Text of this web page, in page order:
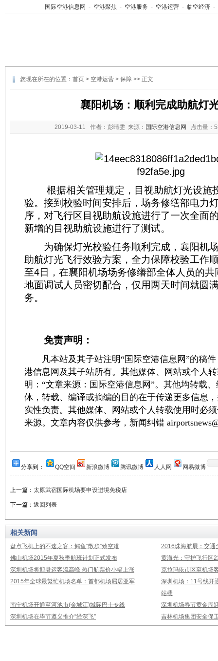
国际空港信息网 - 空港聚焦 - 空港服务 - 空港运营 - 临空经济 -
您现在所在的位置： 首页 > 空港运营 > 保障 >> 正文
襄阳机场：顺利完成助航灯
2019-03-11 作者：彭晴雯 来源： 国际空港信息网 点击量：
根据相关管理规定，目视助航灯光设施
验。接到校验时间安排后，场务修缮部电力
序，对飞行区目视助航设施进行了一次全面
新增的目视助航设施进行了测试。
为确保灯光校验任务顺利完成，襄阳机
助航灯光飞行效验方案，全力保障校验工作
至4日，在襄阳机场场务修缮部全体人员的
地面调试人员密切配合，仅用两天时间就圆
务。
免责声明：
凡本站及其子站注明“国际空港信息网”的稿件
港信息网及其子站所有。其他媒体、网站或个人
明：“文章来源：国际空港信息网”。其他均转载
体，转载、编译或摘编的目的在于传递更多信息
实性负责。其他媒体、网站或个人转载使用时必
来源。文章内容仅供参考，新闻纠错
分享到： QQ空间 新浪微博 腾讯微博 人人网 网易微博
上一篇： 太原武宿国际机场要申设进境免税店
下一篇： 返回列表
相关新闻
盘点飞机上的不速之客：鳄鱼“散步”致空难
2016珠海航展：交通
佛山机场2015年夏秋季航班计划正式发布
黄海光：守护飞行区
深圳机场将迎暑运客流高峰 热门航票价小幅上涨
克拉玛依市区至机场
2015年全球最繁忙机场名单：首都机场屈居亚军
深圳机场：11号线开
站楼
南宁机场开通至河池市(金城江)城际巴士专线
深圳机场春节黄金周
深圳机场在毕节遵义推介“经深飞”
吉林机场集团安全保